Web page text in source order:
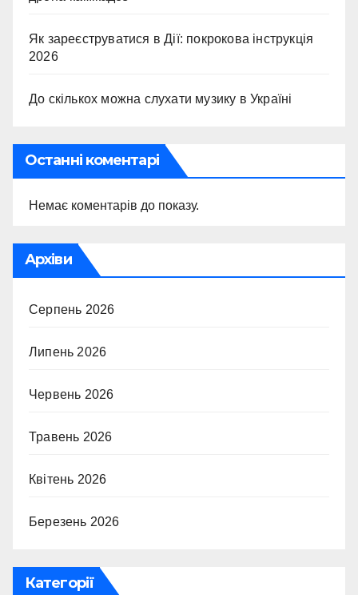
Як зареєструватися в Дії: покрокова інструкція
2026
До скількох можна слухати музику в Україні
Останні коментарі
Немає коментарів до показу.
Архіви
Серпень 2026
Липень 2026
Червень 2026
Травень 2026
Квітень 2026
Березень 2026
Категорії